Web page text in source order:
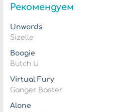
Рекомендуем
Unwords
Sizelle
Boogie
Butch U
Virtual Fury
Ganger Baster
Alone